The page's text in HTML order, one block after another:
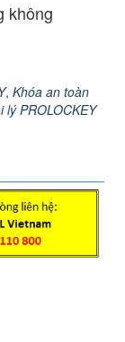
không
, Khóa an toàn
lý PROLOCKEY